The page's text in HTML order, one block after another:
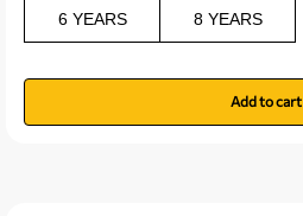
6 YEARS 8 YEARS
Add to cart